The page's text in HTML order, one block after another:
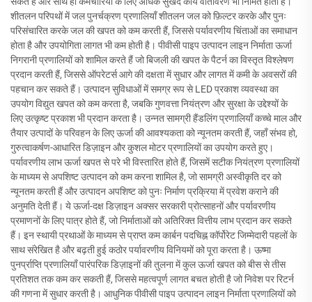
शीतलन परिपथों में जल पुनर्चक्रण प्रणालियाँ शीतलन जल को फ़िल्टर करके और पुनः
परिसंचारित करके जल की खपत को कम करती हैं, जिससे पर्यावरणीय चिंताओं का समाधान
होता है और उपयोगिता लागत भी कम होती है। पीवीसी पाइप उत्पादन लाइन निर्माता ऊर्जा
निगरानी प्रणालियों को शामिल करते हैं जो बिजली की खपत के पैटर्न का विस्तृत विश्लेषण
प्रदान करती हैं, जिससे ऑपरेटर्स आगे की दक्षता में सुधार और लागत में कमी के अवसरों की
पहचान कर सकते हैं। उत्पादन सुविधाओं में समग्र रूप से LED प्रकाश व्यवस्था का
उपयोग विद्युत खपत को कम करता है, जबकि गुणवत्ता नियंत्रण और सुरक्षा के उद्देश्यों के
लिए उत्कृष्ट प्रकाश भी प्रदान करता है। उन्नत सामग्री हैंडलिंग प्रणालियाँ कच्चे माल और
तैयार उत्पादों के परिवहन के लिए ऊर्जा की आवश्यकता को न्यूनतम करती हैं, जहाँ संभव हो,
गुरुत्वाकर्षण-आधारित डिज़ाइन और कुशल मोटर प्रणालियों का उपयोग करते हुए।
पर्यावरणीय लाभ ऊर्जा खपत से परे भी विस्तारित होते हैं, जिसमें सटीक नियंत्रण प्रणालियों
के माध्यम से अपशिष्ट उत्पादन को कम करना शामिल है, जो सामग्री अस्वीकृति दर को
न्यूनतम करती हैं और उत्पादन अपशिष्ट को पुनः निर्माण प्रक्रिया में प्रवेश कराने की
अनुमति देती हैं। ये ऊर्जा-दक्ष डिज़ाइन अक्सर सरकारी प्रोत्साहनों और पर्यावरणीय
प्रमाणनों के लिए पात्र होते हैं, जो निर्माताओं को अतिरिक्त वित्तीय लाभ प्रदान कर सकते
हैं। इन स्थायी प्रथाओं के माध्यम से प्राप्त कम कार्बन पदचिह्न कॉर्पोरेट जिम्मेदारी पहलों के
साथ संरेखित है और बढ़ती हुई कठोर पर्यावरणीय विनियमों को पूरा करता है। ऊष्मा
पुनर्प्राप्ति प्रणालियाँ पारंपरिक डिज़ाइनों की तुलना में कुल ऊर्जा खपत को बीस से तीस
प्रतिशत तक कम कर सकती हैं, जिससे महत्वपूर्ण लागत बचत होती है जो निवेश पर रिटर्न
की गणना में सुधार करती है। आधुनिक पीवीसी पाइप उत्पादन लाइन निर्माता प्रणालियों को